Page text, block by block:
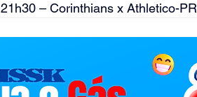
21h30 – Corinthians x Athletico-